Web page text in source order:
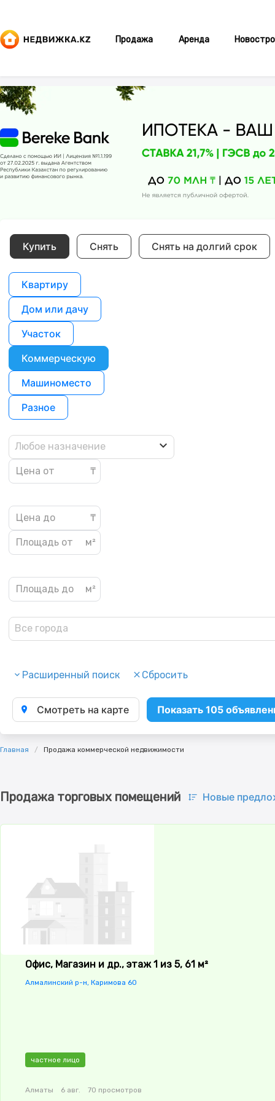
Продажа Аренда
Купить Снять Снять на долгий срок
Квартиру
Дом или дачу
Участок
Коммерческую
Машиноместо
Разное
Любое назначение
Все города
Расширенный поиск Сбросить
Смотреть на карте Показать 105
Главная Продажа коммерческой недвижимости
Продажа торговых помещений Новые
Офис, Магазин и др., этаж 1 из 5, 61 м²
Алмалинский р-н, Каримова 60
частное лицо
Алматы 6 авг. 70 просмотров